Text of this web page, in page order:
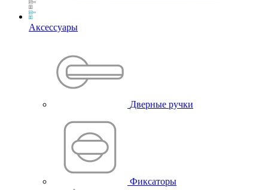
Аксессуары
Дверные ручки
Фиксаторы